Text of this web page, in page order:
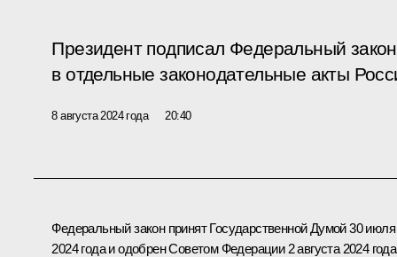
Президент подписал Федеральный
в отдельные законодательные акты
8 августа 2024 года 20:40
Федеральный закон принят Государственной Думой 30 июля
2024 года и одобрен Советом Федерации 2 августа 2024